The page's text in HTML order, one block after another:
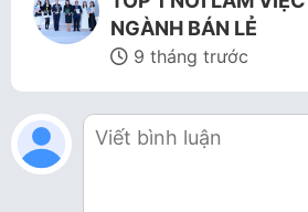
NGÀNH BÁN LẺ
9 tháng trước